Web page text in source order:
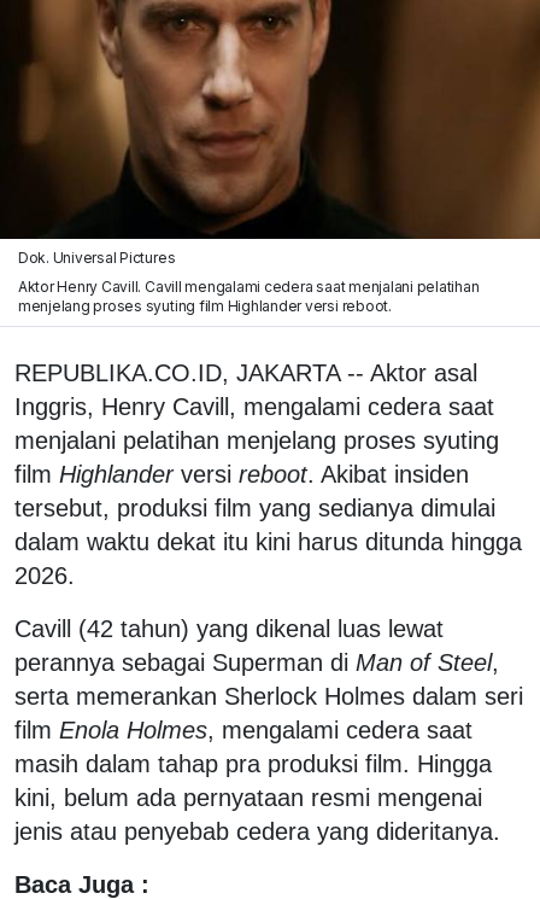
Dok. Universal Pictures
Aktor Henry Cavill. Cavill mengalami cedera saat menjalani pelatihan
menjelang proses syuting film Highlander versi reboot.
REPUBLIKA.CO.ID, JAKARTA -- Aktor asal
Inggris, Henry Cavill, mengalami cedera saat
menjalani pelatihan menjelang proses syuting
film Highlander versi reboot. Akibat insiden
tersebut, produksi film yang sedianya dimulai
dalam waktu dekat itu kini harus ditunda hingga
2026.
Cavill (42 tahun) yang dikenal luas lewat
perannya sebagai Superman di Man of Steel,
serta memerankan Sherlock Holmes dalam seri
film Enola Holmes, mengalami cedera saat
masih dalam tahap pra produksi film. Hingga
kini, belum ada pernyataan resmi mengenai
jenis atau penyebab cedera yang dideritanya.
Baca Juga :